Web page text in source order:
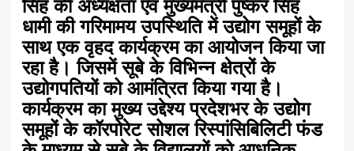
सिंह की अध्यक्षता एवं मुख्यमंत्री पुष्कर सिंह
धामी की गरिमामय उपस्थिति में उद्योग समूहों के
साथ एक वृहद कार्यक्रम का आयोजन किया जा
रहा है। जिसमें सूबे के विभिन्न क्षेत्रों के
उद्योगपतियों को आमंत्रित किया गया है।
कार्यक्रम का मुख्य उद्देश्य प्रदेशभर के उद्योग
समूहों के कॉरपोरेट सोशल रिस्पांसिबिलिटी फंड